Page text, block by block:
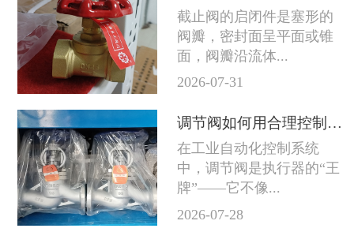
截止阀的启闭件是塞形的
阀瓣，密封面呈平面或锥
面，阀瓣沿流体...
2026-07-31
调节阀如何用合理控制征服苛刻工况
在工业自动化控制系统
中，调节阀是执行器的“王
牌”——它不像...
2026-07-28